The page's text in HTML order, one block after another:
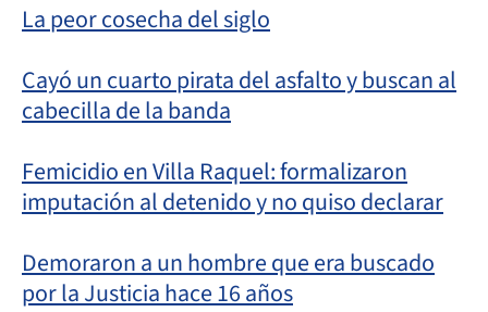
La peor cosecha del siglo
Cayó un cuarto pirata del asfalto y buscan al
cabecilla de la banda
Femicidio en Villa Raquel: formalizaron
imputación al detenido y no quiso declarar
Demoraron a un hombre que era buscado
por la Justicia hace 16 años